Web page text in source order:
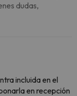
dudas,
incluida en el
en recepción